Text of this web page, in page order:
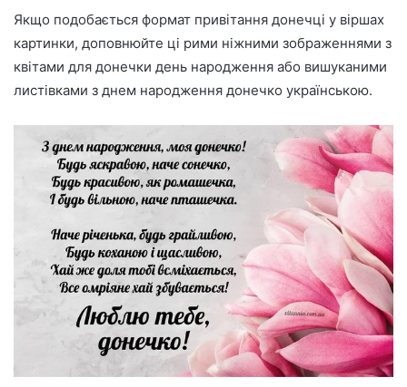
Якщо подобається формат привітання донечці у віршах
картинки, доповнюйте ці рими ніжними зображеннями з
квітами для донечки день народження або вишуканими
листівками з днем народження донечко українською.